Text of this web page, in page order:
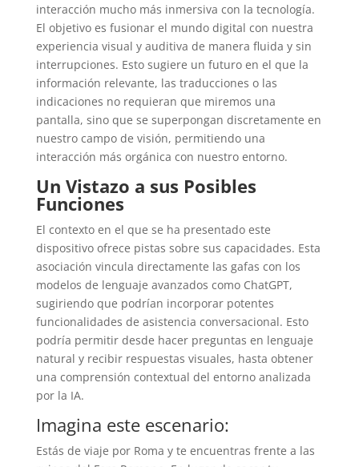
interacción mucho más inmersiva con la tecnología.
El objetivo es fusionar el mundo digital con nuestra
experiencia visual y auditiva de manera fluida y sin
interrupciones. Esto sugiere un futuro en el que la
información relevante, las traducciones o las
indicaciones no requieran que miremos una
pantalla, sino que se superpongan discretamente en
nuestro campo de visión, permitiendo una
interacción más orgánica con nuestro entorno.
Un Vistazo a sus Posibles
Funciones
El contexto en el que se ha presentado este
dispositivo ofrece pistas sobre sus capacidades. Esta
asociación vincula directamente las gafas con los
modelos de lenguaje avanzados como ChatGPT,
sugiriendo que podrían incorporar potentes
funcionalidades de asistencia conversacional. Esto
podría permitir desde hacer preguntas en lenguaje
natural y recibir respuestas visuales, hasta obtener
una comprensión contextual del entorno analizada
por la IA.
Imagina este escenario:
Estás de viaje por Roma y te encuentras frente a las